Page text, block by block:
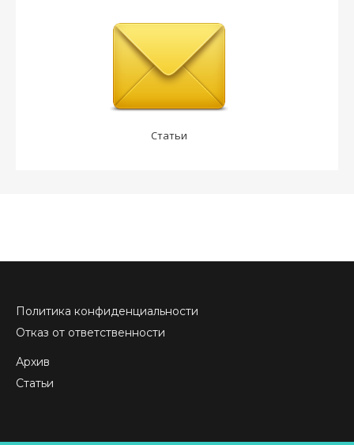
Статьи
Политика конфиденциальности
Отказ от ответственности
Архив
Статьи